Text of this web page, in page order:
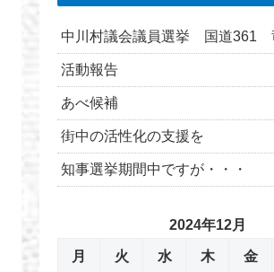
中川村議会議員選挙 国道361
活動報告
あべ候補
街中の活性化の支援を
知事選挙期間中ですが・・・
2024年12月
月 火 水 木 金